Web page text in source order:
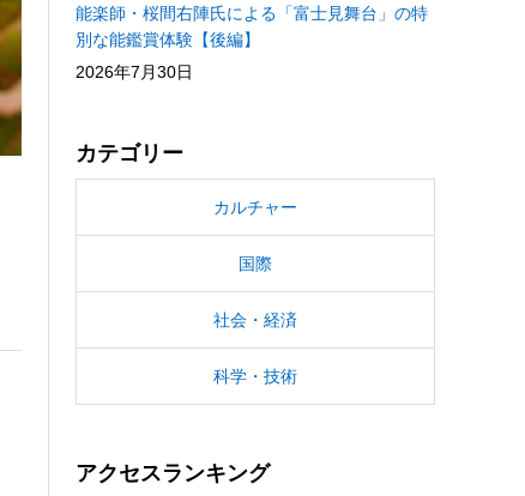
能楽師・桜間右陣氏による「富士見舞台」の特
別な能鑑賞体験【後編】
2026年7月30日
カテゴリー
カルチャー
国際
社会・経済
科学・技術
アクセスランキング